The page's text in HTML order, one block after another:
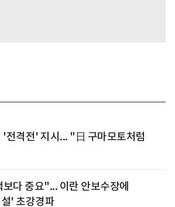
'전격전' 지시... "日 구마모토처럼
다 중요"... 이란 안보수장에
' 초강경파